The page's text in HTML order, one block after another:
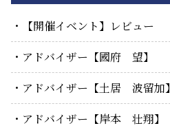
【開催イベント】レビュー
アドバイザー【國府 望】
アドバイザー【土居 波留加】
アドバイザー【岸本 壮翔】